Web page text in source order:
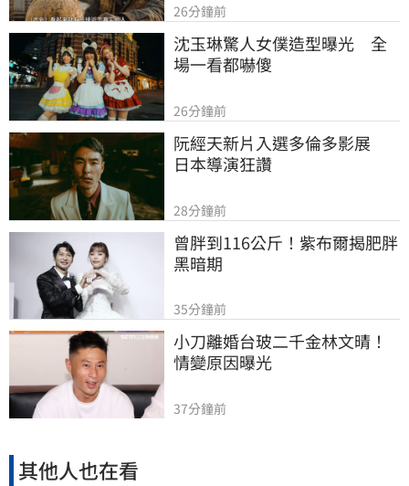
26分鐘前
沈玉琳驚人女僕造型曝光　全
場一看都嚇傻
26分鐘前
阮經天新片入選多倫多影展
日本導演狂讚
28分鐘前
曾胖到116公斤！紫布爾揭肥胖
黑暗期
35分鐘前
小刀離婚台玻二千金林文晴！
情變原因曝光
37分鐘前
其他人也在看